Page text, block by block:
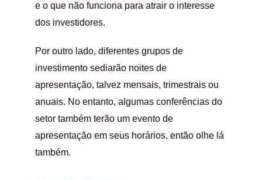
e o que não funciona para atrair o interesse
dos investidores.
Por outro lado, diferentes grupos de
investimento sediarão noites de
apresentação, talvez mensais, trimestrais ou
anuais. No entanto, algumas conferências do
setor também terão um evento de
apresentação em seus horários, então olhe lá
também.